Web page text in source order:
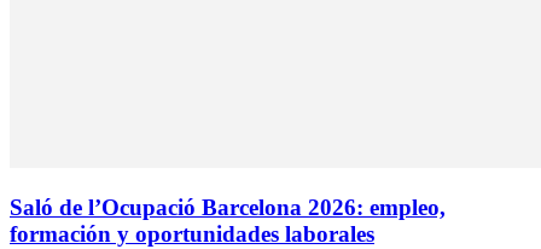
Saló de l’Ocupació Barcelona 2026: empleo,
formación y oportunidades laborales